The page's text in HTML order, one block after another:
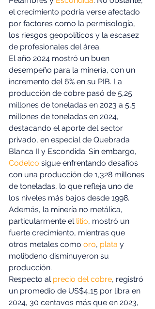
el crecimiento podría verse afectado
por factores como la permisología,
los riesgos geopolíticos y la escasez
de profesionales del área.
El año 2024 mostró un buen
desempeño para la minería, con un
incremento del 6% en su PIB. La
producción de cobre pasó de 5,25
millones de toneladas en 2023 a 5,5
millones de toneladas en 2024,
destacando el aporte del sector
privado, en especial de Quebrada
Blanca II y Escondida. Sin embargo,
Codelco sigue enfrentando desafíos
con una producción de 1,328 millones
de toneladas, lo que refleja uno de
los niveles más bajos desde 1998.
Además, la minería no metálica,
particularmente el litio, mostró un
fuerte crecimiento, mientras que
otros metales como oro, plata y
molibdeno disminuyeron su
producción.
Respecto al precio del cobre, registró
un promedio de US$4,15 por libra en
2024, 30 centavos más que en 2023,